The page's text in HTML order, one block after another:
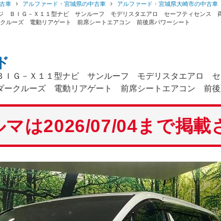
車 アルファード・宮城県の中古車
アルファード・宮城県大崎市の中古車
ＢＩＧ－Ｘ１１型ナビ サンルーフ モデリスタエアロ セーフティセンス
ーズ 電動リアゲート 前席シートエアコン 前後席パワーシート
Ｇ－Ｘ１１型ナビ サンルーフ モデリスタエアロ
クルーズ 電動リアゲート 前席シートエアコン 前後
マは2026/07/04まで掲載